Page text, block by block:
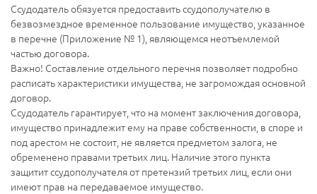
Ссудодатель обязуется предоставить ссудополучателю в
безвозмездное временное пользование имущество, указанное
в перечне (Приложение № 1), являющемся неотъемлемой
частью договора.
Важно! Составление отдельного перечня позволяет подробно
расписать характеристики имущества, не загромождая основной
договор.
Ссудодатель гарантирует, что на момент заключения договора,
имущество принадлежит ему на праве собственности, в споре и
под арестом не состоит, не является предметом залога, не
обременено правами третьих лиц. Наличие этого пункта
защитит ссудополучателя от претензий третьих лиц, если они
имеют прав на передаваемое имущество.